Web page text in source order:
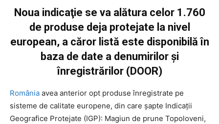
Noua indicaţie se va alătura celor 1.760
de produse deja protejate la nivel
european, a căror listă este disponibilă în
baza de date a denumirilor şi
înregistrărilor (DOOR)
România avea anterior opt produse înregistrate pe
sisteme de calitate europene, din care şapte Indicaţii
Geografice Protejate (IGP): Magiun de prune Topoloveni,